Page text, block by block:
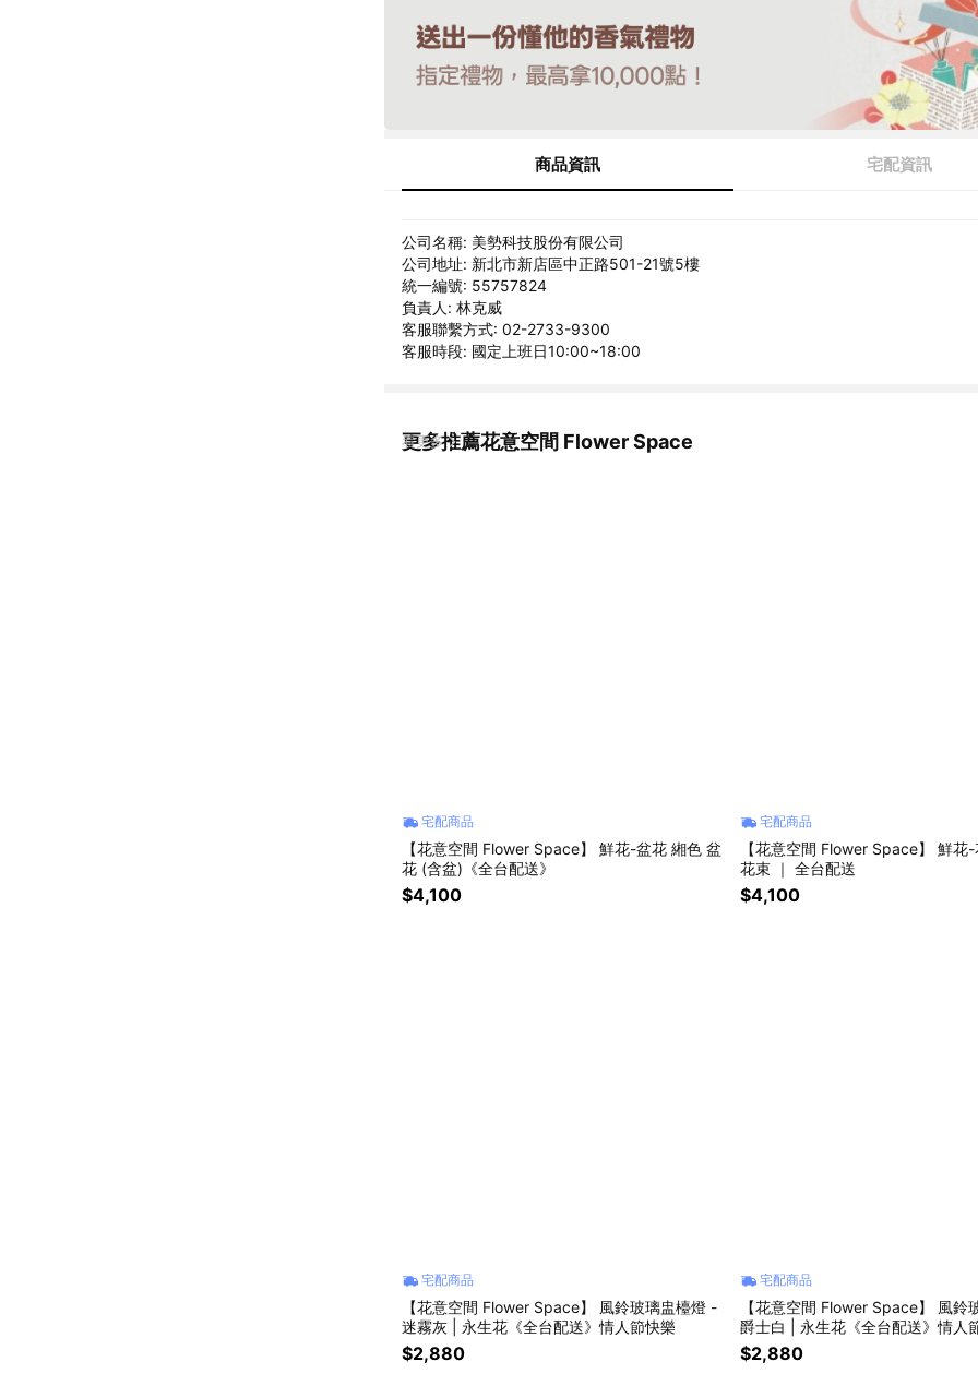
商品資訊 宅配資訊
公司名稱: 美勢科技股份有限公司
公司地址: 新北市新店區中正路501-21號5樓
統一編號: 55757824
負責人: 林克威
客服聯繫方式: 02-2733-9300
客服時段: 國定上班日10:00~18:00
更多推薦花意空間 Flower Space
看更多
宅配商品
【花意空間 Flower Space】 鮮花-盆花 緗色 盆
花 (含盆)《全台配送》
$4,100
宅配商品
【花意空間 Flower Space】 鮮花
花束 ｜ 全台配送
$4,100
宅配商品
【花意空間 Flower Space】 風鈴玻璃盅檯燈 -
迷霧灰 | 永生花《全台配送》情人節快樂
$2,880
宅配商品
【花意空間 Flower Space】 風鈴
爵士白 | 永生花《全台配送》情人
$2,880